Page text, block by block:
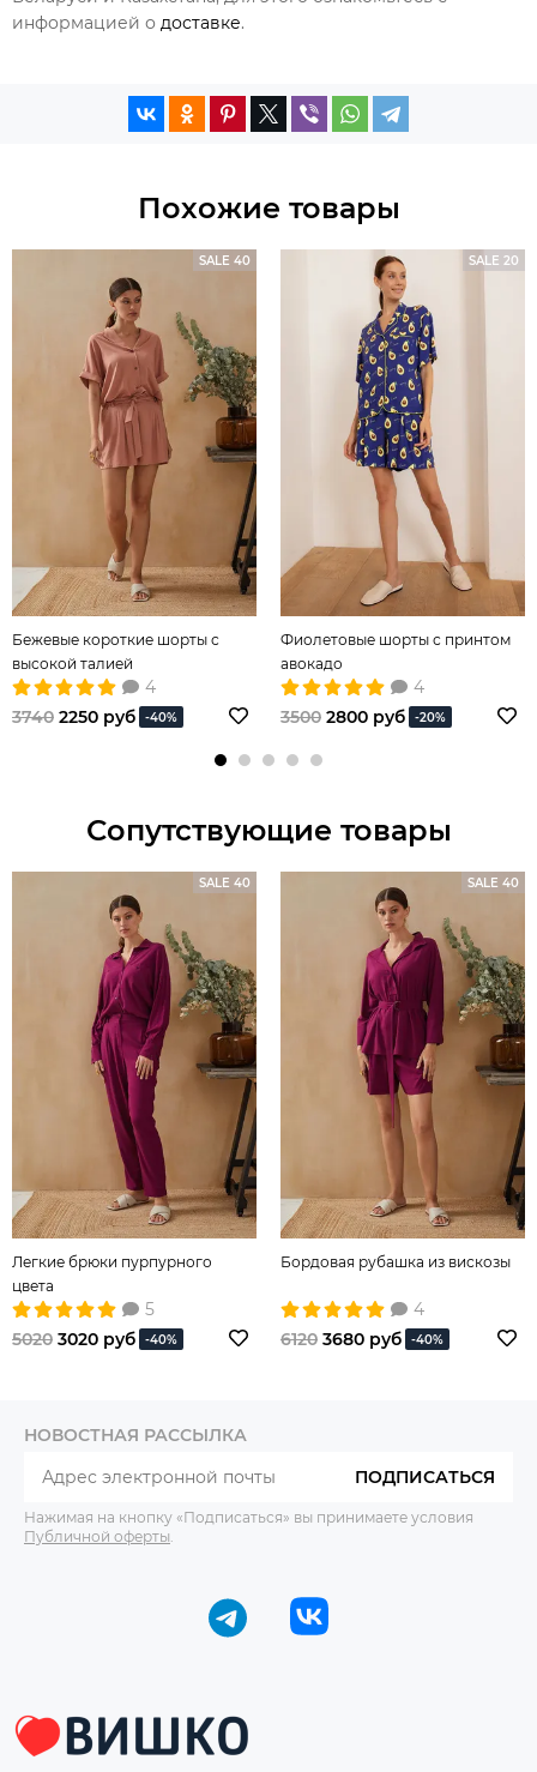
информацией о доставке.
Похожие товары
SALE 40
Бежевые короткие шорты с
высокой талией
4
3740 2250 руб -40%
SALE 20
Фиолетовые шорты с принтом
авокадо
4
3500 2800 руб -20%
Сопутствующие товары
SALE 40
Легкие брюки пурпурного
цвета
5
5020 3020 руб -40%
SALE 40
Бордовая рубашка из вискозы
4
6120 3680 руб -40%
НОВОСТНАЯ РАССЫЛКА
ПОДПИСАТЬСЯ
Нажимая на кнопку «Подписаться» вы принимаете условия
Публичной оферты